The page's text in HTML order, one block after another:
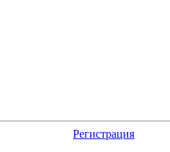
Регистрация